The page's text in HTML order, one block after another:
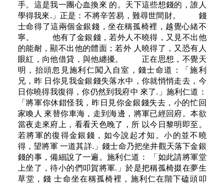
手。這是我一團心血換來 的。天下這些想錢的，誰人
學得我來.」正是：不將辛苦易，難尋世間財。 錢
士命得了這兩個金銀錢，坐在稱孤椅裡，越覺心緒不
寧。 他有了金銀錢，若外人不曉得，又見不出他
的能耐，顯不出他的體面；若外 人曉得了，又恐有人
眼紅，向他借貸，與他纏擾。 正在思想，不覺天
明，抬頭忽見施利仁闖入自室，錢士命道：「施利
兄，昨 日你見我金銀錢失落水中，你就悄悄走去，今
日你曉得我復得，你仍然到我府中 來了.」施利仁道：
「將軍你休錯怪我，昨日見你金銀錢失去，小的忙回
家喚人 來替你車海，走到海邊，將軍已經回府。本欲
當夜走來府上，看看天色晚了，所 以今日黎明即至。
若將軍的復得金銀錢，如今說起才知。小的並不曉
得，望將軍 一道其詳.」錢士命乃把坐井觀天落下金銀
錢的事，備細說了一遍。施利仁道： 「如此請將軍堂
上坐了，待小的們叩賀將軍.」於是把稱孤椅掇在夢生
草堂，錢 士命坐在稱孤椅裡，施利仁在階下磕頭叩